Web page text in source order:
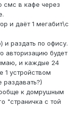
смс в кафе через
и даёт 1 мегабит\с
и раздать по офису.
авторизацию будет
и каждые 24
1 устройством
раздавать?)
к домрушным
"страничка с той